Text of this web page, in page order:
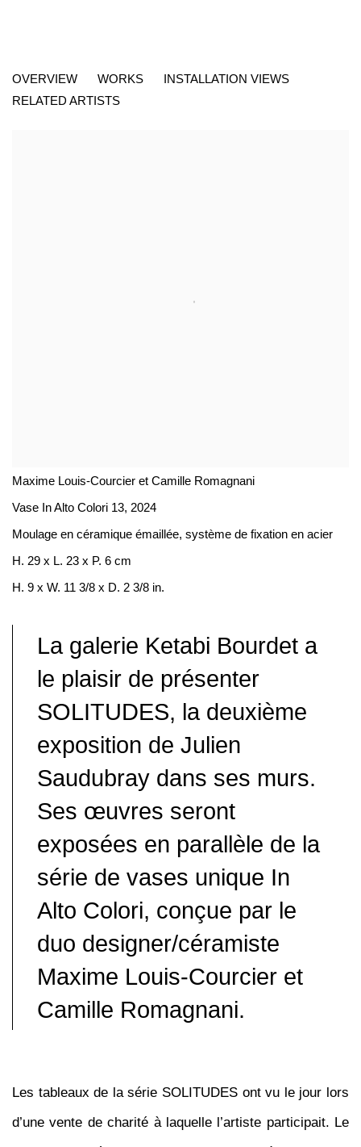
KETABI BOURDET - 22, PASSAGE DAUPHINE, 75006 PARIS
OVERVIEW WORKS
INSTALLATION VIEWS
RELATED ARTISTS
Maxime Louis-Courcier et Camille Romagnani
Vase In Alto Colori 13, 2024
Moulage en céramique émaillée, système de fixation en acier
H. 29 x L. 23 x P. 6 cm
H. 9 x W. 11 3/8 x D. 2 3/8 in.
La galerie Ketabi Bourdet a
le plaisir de présenter
SOLITUDES, la deuxième
exposition de Julien
Saudubray dans ses murs.
Ses œuvres seront
exposées en parallèle de la
série de vases unique In
Alto Colori, conçue par le
duo designer/céramiste
Maxime Louis-Courcier et
Camille Romagnani.
Les tableaux de la série SOLITUDES ont vu le jour lors
d’une vente de charité à laquelle l’artiste participait. Le